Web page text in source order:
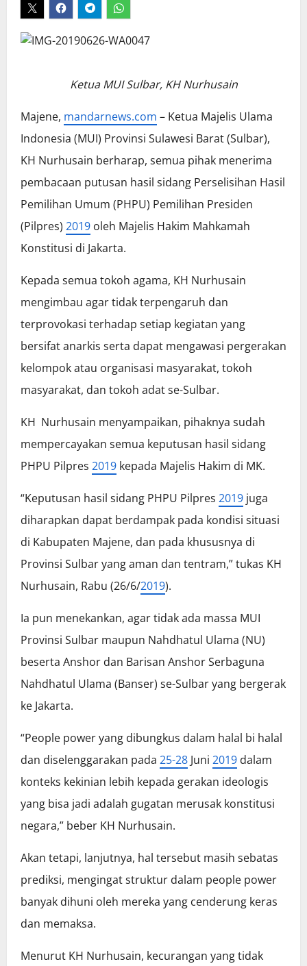
Ketua MUI Sulbar, KH Nurhusain
Majene, mandarnews.com – Ketua Majelis Ulama
Indonesia (MUI) Provinsi Sulawesi Barat (Sulbar),
KH Nurhusain berharap, semua pihak menerima
pembacaan putusan hasil sidang Perselisihan Hasil
Pemilihan Umum (PHPU) Pemilihan Presiden
(Pilpres) 2019 oleh Majelis Hakim Mahkamah
Konstitusi di Jakarta.
Kepada semua tokoh agama, KH Nurhusain
mengimbau agar tidak terpengaruh dan
terprovokasi terhadap setiap kegiatan yang
bersifat anarkis serta dapat mengawasi pergerakan
kelompok atau organisasi masyarakat, tokoh
masyarakat, dan tokoh adat se-Sulbar.
KH Nurhusain menyampaikan, pihaknya sudah
mempercayakan semua keputusan hasil sidang
PHPU Pilpres 2019 kepada Majelis Hakim di MK.
“Keputusan hasil sidang PHPU Pilpres 2019 juga
diharapkan dapat berdampak pada kondisi situasi
di Kabupaten Majene, dan pada khususnya di
Provinsi Sulbar yang aman dan tentram,” tukas KH
Nurhusain, Rabu (26/6/2019).
Ia pun menekankan, agar tidak ada massa MUI
Provinsi Sulbar maupun Nahdhatul Ulama (NU)
beserta Anshor dan Barisan Anshor Serbaguna
Nahdhatul Ulama (Banser) se-Sulbar yang bergerak
ke Jakarta.
“People power yang dibungkus dalam halal bi halal
dan diselenggarakan pada 25-28 Juni 2019 dalam
konteks kekinian lebih kepada gerakan ideologis
yang bisa jadi adalah gugatan merusak konstitusi
negara,” beber KH Nurhusain.
Akan tetapi, lanjutnya, hal tersebut masih sebatas
prediksi, mengingat struktur dalam people power
banyak dihuni oleh mereka yang cenderung keras
dan memaksa.
Menurut KH Nurhusain, kecurangan yang tidak